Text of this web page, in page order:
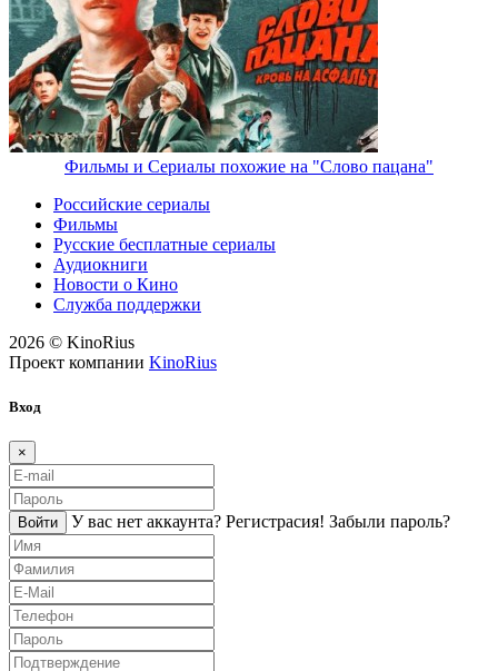
Фильмы и Сериалы похожие на "Слово пацана"
Российские сериалы
Фильмы
Русские бесплатные сериалы
Аудиокниги
Новости о Кино
Служба поддержки
2026 © KinoRius
Проект компании KinoRius
Вход
×
Войти У вас нет аккаунта? Регистраcия! Забыли пароль?